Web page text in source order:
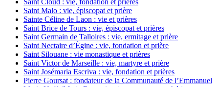
Saint Malo : vie, épiscopat et prière
Sainte Céline de Laon : vie et prières
Saint Brice de Tours : vie, épiscopat et prières
Saint Germain de Talloires : vie, ermitage et prière
Saint Nectaire d’Égine : vie, fondation et prière
Saint Silouane : vie monastique et prières
Saint Victor de Marseille : vie, martyre et prière
Saint Josémaria Escriva : vie, fondation et prières
Pierre Goursat : fondateur de la Communauté de l’Emmanuel